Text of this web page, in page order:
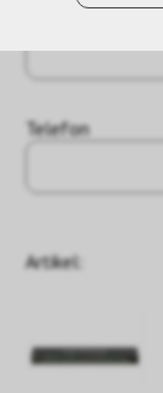
Telefon
Artikel: